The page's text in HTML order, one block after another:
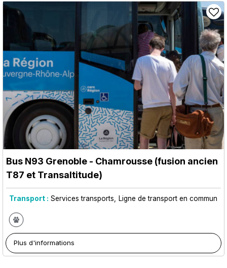
Bus N93 Grenoble - Chamrousse (fusion ancien
T87 et Transaltitude)
Transport : Services transports Ligne de transport en commun
Plus d'informations